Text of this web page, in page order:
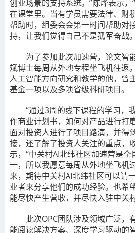
创业场景的支持系统。”陈烨表示，
在课堂里。当有学员需要法律、财
帮助时，组委会会第一时间帮助对
持，让我们觉得自己不是孤军奋战
为了参加此次加速营，论文智
斌博士每周从外地专程坐飞机往返
人工智能方向研究和教学的他，曾
基金一项以及多项省级科研项目。
“通过3周的线下课程的学习，
作商业计划书，如何对产品进行打
面对投资人进行了项目路演，并得
接，还了解了投资人关注的重点，
示，“中关村AI北纬社区加速营是
一，所以我愿意每周从外地坐飞机
来，期待中关村AI北纬社区可以请
业者来分享他们的成功经验。也希
能尽快产生营收，并尽快入驻中关
此次OPC团队涉及领域广泛，
能阅读解决方案、深度学习驱动的